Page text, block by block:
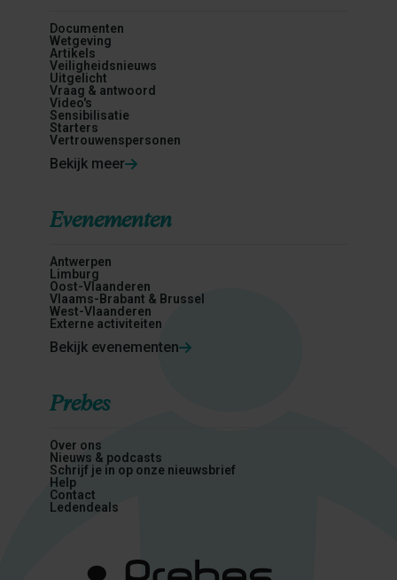
Documenten
Wetgeving
Artikels
Veiligheidsnieuws
Uitgelicht
Vraag & antwoord
Video's
Sensibilisatie
Starters
Vertrouwenspersonen
Bekijk meer
Evenementen
Antwerpen
Limburg
Oost-Vlaanderen
Vlaams-Brabant & Brussel
West-Vlaanderen
Externe activiteiten
Bekijk evenementen
Prebes
Over ons
Nieuws & podcasts
Schrijf je in op onze nieuwsbrief
Help
Contact
Ledendeals